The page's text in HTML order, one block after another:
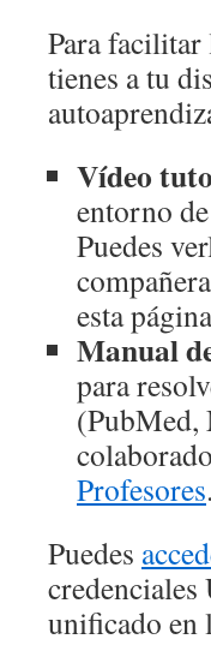
Para
tienes a tu
Vídeo
entorno
Puedes
esta
Manual
para
(PubMed,
Profesores.
Puedes
unificado en